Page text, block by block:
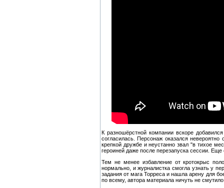
К разношёрстной компании вскоре
согласилась. Персонаж оказался
крепкой дружбе и неустанно звал "в тихое
героиней даже после перезапуска сессии. Еще
Тем не менее избавление от кротокрыс
нормально, и журналистка смогла узнать у
задания от мага Торреса и нашла арену для
по всему, автора материала ничуть не